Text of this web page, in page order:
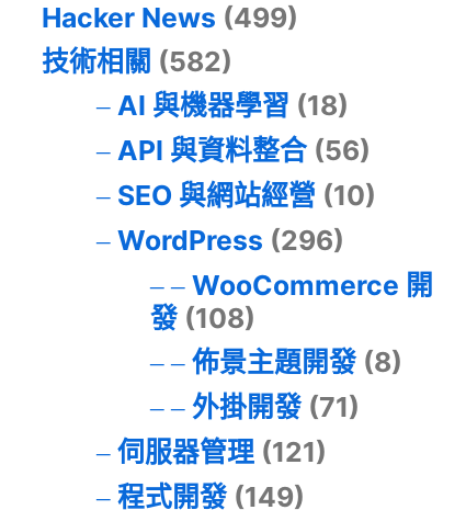
Hacker News (499)
技術相關 (582)
AI 與機器學習 (18)
API 與資料整合(56)
SEO 與網站經營 (10)
WordPress (296)
WooCommerce 開
發(108)
佈景主題開發(8)
外掛開發(71)
伺服器管理(121)
程式開發(149)